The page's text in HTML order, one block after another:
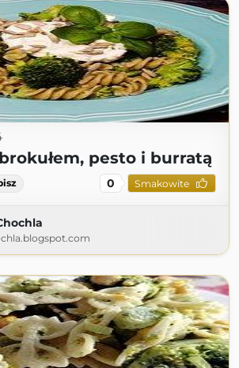
pesto i burratą
0 Smakowite